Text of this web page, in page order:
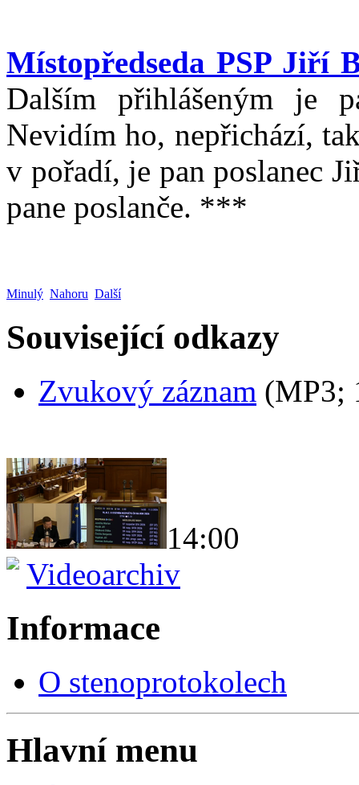
Místopředseda PSP Jiří
Dalším přihlášeným je
Nevidím ho, nepřichází,
v pořadí, je pan poslanec
pane poslanče. ***
Minulý Nahoru Další
Související odkazy
Zvukový záznam (MP3;
14:00
Videoarchiv
Informace
O stenoprotokolech
Hlavní menu